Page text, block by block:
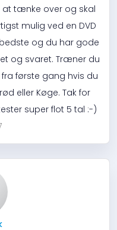
at tænke over og skal
mulig ved en DVD
og du har gode
og svaret. Træner du
første gang hvis du
eller Køge. Tak for
super flot 5 tal :-)